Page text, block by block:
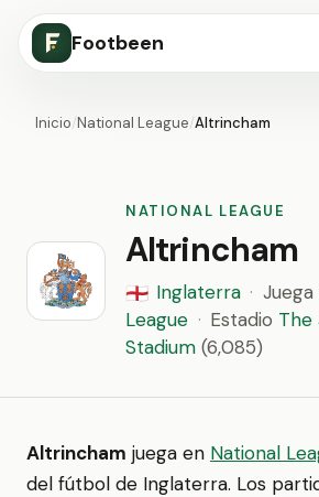
Footbeen
Inicio/National League/Altrincham
NATIONAL LEAGUE
Altrincham
🏴󠁧󠁢󠁥󠁮󠁧󠁿 Inglaterra · Juega
League · Estadio The
Stadium (6,085)
Altrincham juega en National
del fútbol de Inglaterra. Los